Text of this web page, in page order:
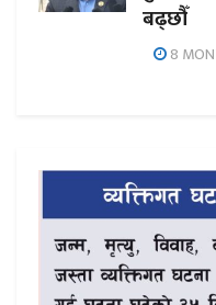
बढ्छौँ
8